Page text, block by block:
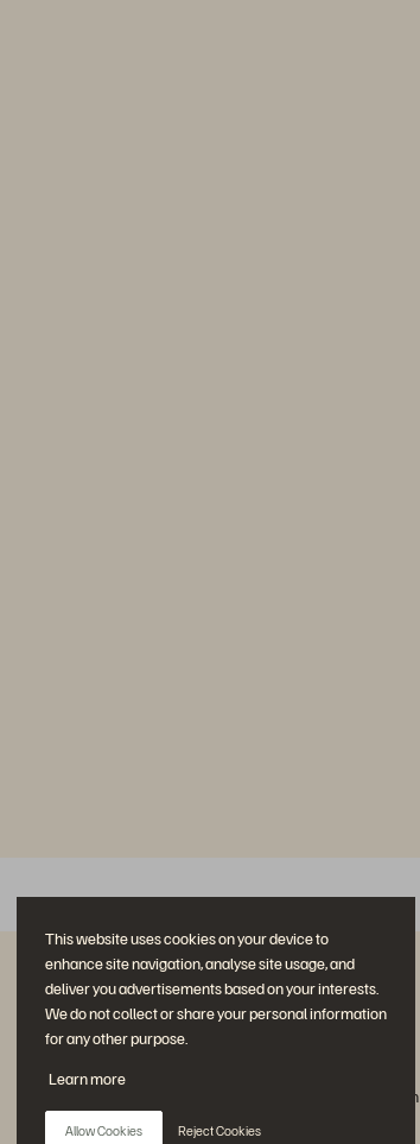
This website uses cookies on your device to
enhance site navigation, analyse site usage, and
deliver you advertisements based on your interests.
We do not collect or share your personal information
for any other purpose.
Learn more
Allow Cookies Reject Cookies
Reden Sie mit
Allen Social-Media-Kanälen von Everpure folgen